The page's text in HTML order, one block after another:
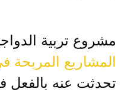
مشروع تربية
المشاريع المربحة
تحدثت عنه